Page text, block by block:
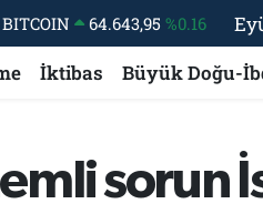
BITCOIN 64.643,95 %0.16
DOLAR 47,6704 %0
ALTIN
6500.87 %0.12
İktibas Büyük Doğu-
sorun